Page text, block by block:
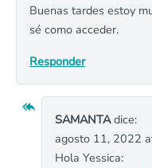
Buenas tardes estoy
sé como acceder.
Responder
SAMANTAdice:
agosto 11, 2022
Hola Yessica: